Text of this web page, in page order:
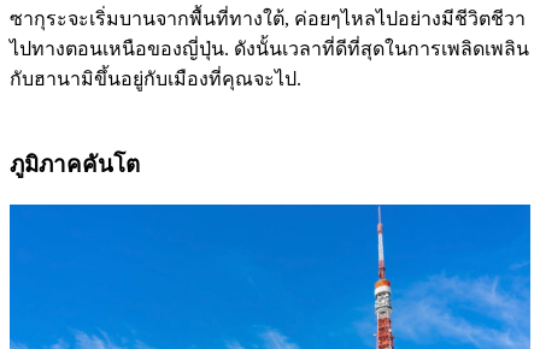
ซากุระจะเริ่มบานจากพื้นที่ทางใต้, ค่อยๆไหลไปอย่างมีชีวิตชีวา
ไปทางตอนเหนือของญี่ปุ่น. ดังนั้นเวลาที่ดีที่สุดในการเพลิดเพลิน
กับฮานามิขึ้นอยู่กับเมืองที่คุณจะไป.
ภูมิภาคคันโต